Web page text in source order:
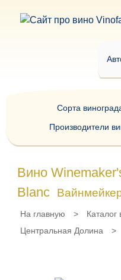
Вино
Blanc
На главную > Каталог
Центральная Долина
>
Сорта
Производители